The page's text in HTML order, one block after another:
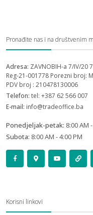
Pronađite nas i na društvenim
Adresa: ZAVNOBIH-a 7/IV/20
Reg-21-001778 Porezni broj:
PDV broj : 210478130006
Telefon: tel: +387 62 566 007
E-mail: info@tradeoffice.ba
Ponedjeljak-petak: 8:00 AM
Subota: 8:00 AM - 4:00 PM
Korisni linkovi